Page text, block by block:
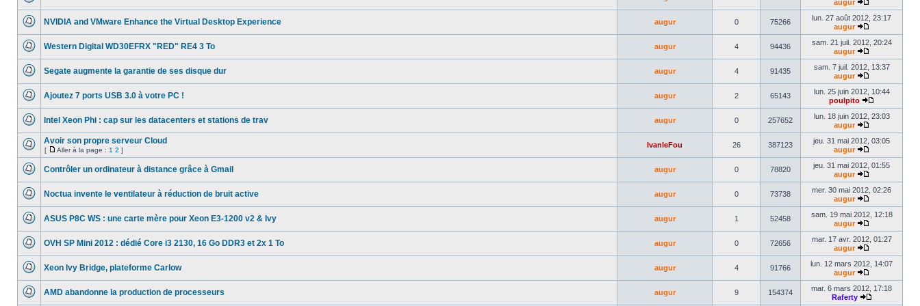
message
non
augur
Voir
le
message
non
NVIDIA and VMware Enhance the Virtual Desktop Experience augur 0 75266
lun. 27 août 2012, 23:17
augur
Voir
le
message
non
Western Digital WD30EFRX "RED" RE4 3 To augur 4 94436
sam. 21 juil. 2012, 20:24
augur
Voir
le
message
non
Segate augmente la garantie de ses disque dur augur 4 91435
sam. 7 juil. 2012, 13:37
augur
Voir
le
dernier
message
non
Ajoutez 7 ports USB 3.0 à votre PC ! augur 2 65143
lun. 25 juin 2012, 10:44
poulpito
Voir
le
message
message
non
Intel Xeon Phi : cap sur les datacenters et stations de trav augur 0 257652
lun. 18 juin 2012, 23:03
augur
Voir
le
message
Aucun
non
Avoir son propre serveur Cloud
[
Aller
la
Aller à la page : 1 2 ]
IvanleFou 26 387123
jeu. 31 mai 2012, 03:05
augur
Voir
le
message
non
Contrôler un ordinateur à distance grâce à Gmail augur 0 78820
jeu. 31 mai 2012, 01:55
augur
Voir
le
message
non
Noctua invente le ventilateur à réduction de bruit active augur 0 73738
mer. 30 mai 2012, 02:26
augur
Voir
le
message
non
ASUS P8C WS : une carte mère pour Xeon E3-1200 v2 & Ivy augur 1 52458
sam. 19 mai 2012, 12:18
augur
Voir
le
message
non
OVH SP Mini 2012 : dédié Core i3 2130, 16 Go DDR3 et 2x 1 To augur 0 72656
mar. 17 avr. 2012, 01:27
augur
Voir
le
message
non
Xeon Ivy Bridge, plateforme Carlow augur 4 91766
lun. 12 mars 2012, 14:07
augur
Voir
le
dernier
message
AMD abandonne la production de processeurs augur 9 154374
mar. 6 mars 2012, 17:18
Raferty
Voir